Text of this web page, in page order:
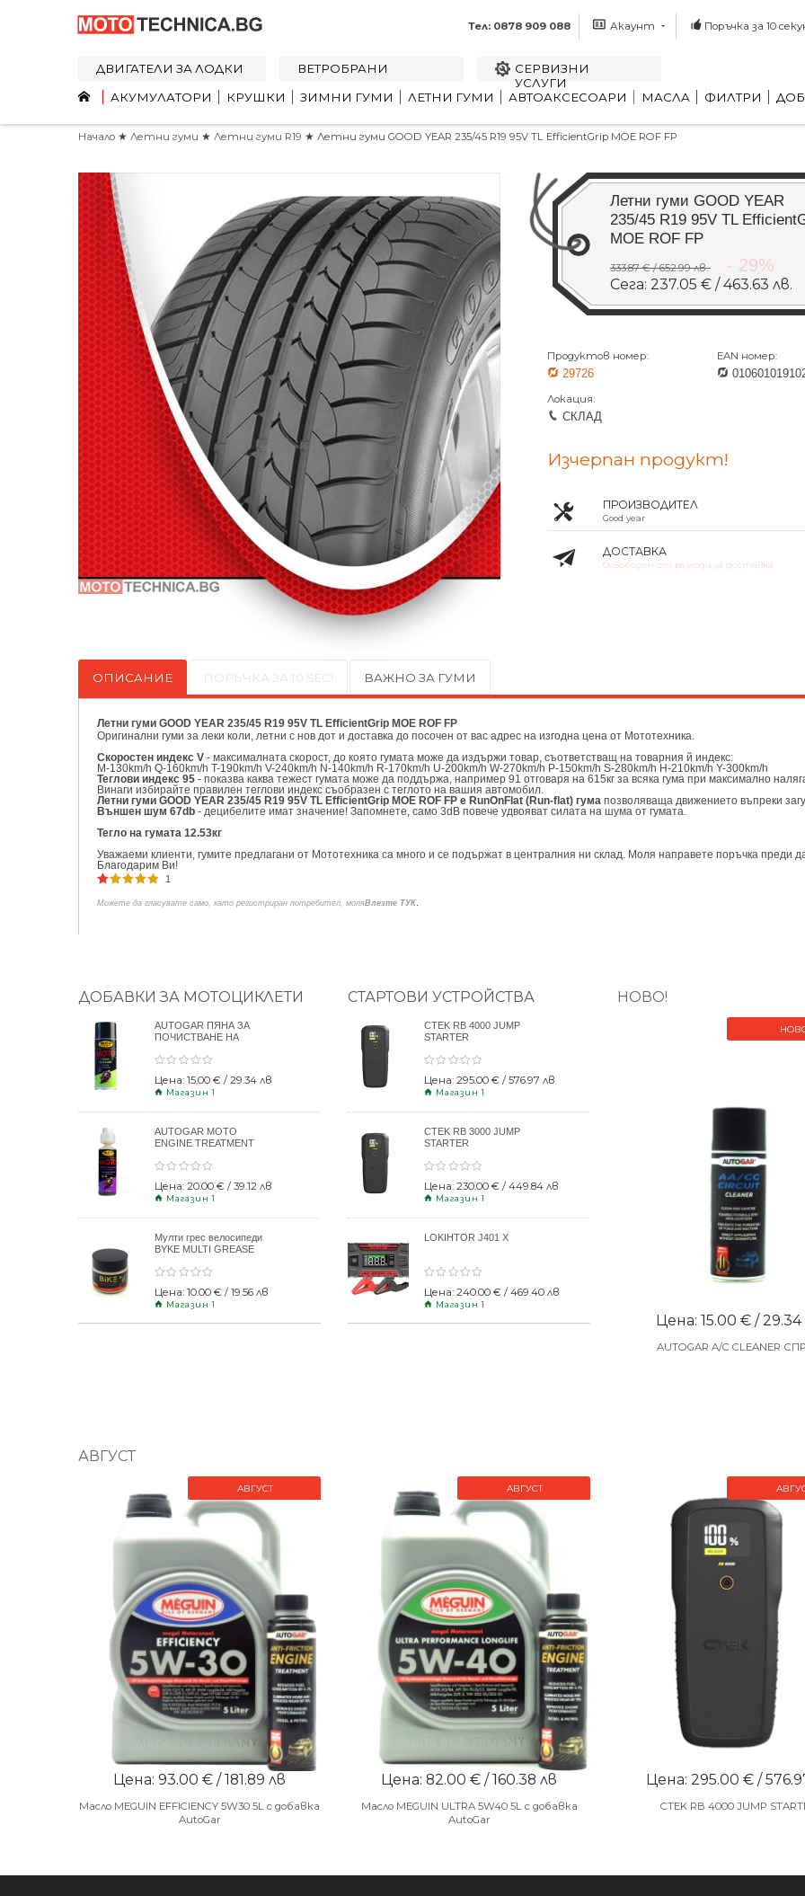
Тел: 0878 909 088 Акаунт Поръчка за 10
ДВИГАТЕЛИ ЗА ЛОДКИ ВЕТРОБРАНИ
СЕРВИЗНИ
УСЛУГИ
АКУМУЛАТОРИ
КРУШКИ ЗИМНИ ГУМИ ЛЕТНИ ГУМИ АВТОАКСЕСОАРИ МАСЛА ФИЛТРИ
Начало ★ Летни гуми ★ Летни гуми R19 ★ Летни гуми GOOD YEAR 235/45 R19 95V TL EfficientGrip MOE ROF FP
Летни гуми GOOD YEAR
235/45 R19 95V TL
MOE ROF FP
333.87 € / 652.99 лв. - 29%
Сега: 237.05 € / 463.63 лв.
Продуктов номер:
29726
EAN номер:
Локация:
СКЛАД
Изчерпан продукт!
ПРОИЗВОДИТЕЛ
Good year
ДОСТАВКА
Освободен от разходи за доставка
ОПИСАНИЕ ПОРЪЧКА ЗА 10 SEC! ВАЖНО ЗА ГУМИ
Летни гуми GOOD YEAR 235/45 R19 95V TL EfficientGrip MOE ROF FP
Оригинални гуми за леки коли, летни с нов дот и доставка до посочен от вас адрес на изгодна цена от Мототехника.
Скоростен индекс V - максималната скорост, до която гумата може да издържи товар, съответстващ на товарния й индекс:
M-130km/h Q-160km/h T-190km/h V-240km/h N-140km/h R-170km/h U-200km/h W-270km/h P-150km/h S-280km/h H-210km/h Y-300km/h
Теглови индекс 95 - показва каква тежест гумата може да поддържа, например 91 отговаря на 615кг за всяка гума при максимално
Винаги избирайте правилен теглови индекс съобразен с теглото на вашия автомобил.
Летни гуми GOOD YEAR 235/45 R19 95V TL EfficientGrip MOE ROF FP е RunOnFlat (Run-flat) гума позволяваща движението въпреки
Външен шум 67db - децибелите имат значение! Запомнете, само 3dB повече удвояват силата на шума от гумата.
Тегло на гумата 12.53кг
Уважаеми клиенти, гумите предлагани от Мототехника са много и се подържат в централния ни склад. Моля направете поръчка преди
Благодарим Ви!
1
Можете да гласувате само, като регистриран потребител, моляВлезте ТУК
ДОБАВКИ ЗА МОТОЦИКЛЕТИ
AUTOGAR ПЯНА ЗА
ПОЧИСТВАНЕ НА
Цена: 15.00 € / 29.34 лв
Магазин 1
AUTOGAR MOTO
ENGINE TREATMENT
Цена: 20.00 € / 39.12 лв
Магазин 1
Мулти грес велосипеди
BYKE MULTI GREASE
Цена: 10.00 € / 19.56 лв
Магазин 1
СТАРТОВИ УСТРОЙСТВА
CTEK RB 4000 JUMP
STARTER
Цена: 295.00 € / 576.97 лв
Магазин 1
CTEK RB 3000 JUMP
STARTER
Цена: 230.00 € / 449.84 лв
Магазин 1
LOKIHTOR J401 X
Цена: 240.00 € / 469.40 лв
Магазин 1
НОВО!
Цена: 15.00 € / 29.34
AUTOGAR A/C CLEANER
АВГУСТ
АВГУСТ
Цена: 93.00 € / 181.89 лв
Масло MEGUIN EFFICIENCY 5W30 5L с добавка
AutoGar
АВГУСТ
Цена: 82.00 € / 160.38 лв
Масло MEGUIN ULTRA 5W40 5L с добавка
AutoGar
Цена: 295.00 € /
CTEK RB 4000 JUMP